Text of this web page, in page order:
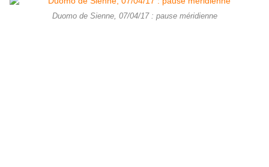
Duomo de Sienne, 07/04/17 : pause méridienne